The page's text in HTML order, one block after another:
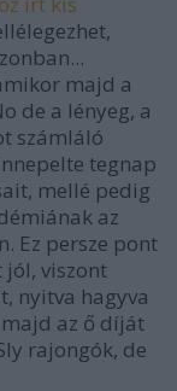
majd a
de a lényeg, a
számláló
tegnap
mellé pedig
az
Ez persze pont
jól, viszont
nyitva hagyva
az ő díját
rajongók, de